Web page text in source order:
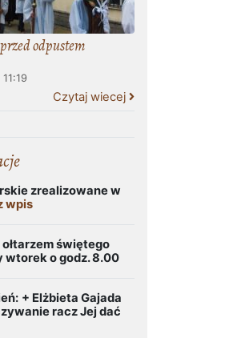
odpustem
11:19
Czytaj wiecej
zrealizowane w
wpis
świętego
wtorek o godz. 8.00
+ Elżbieta Gajada
racz Jej dać